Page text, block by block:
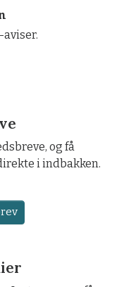
og få
i indbakken.